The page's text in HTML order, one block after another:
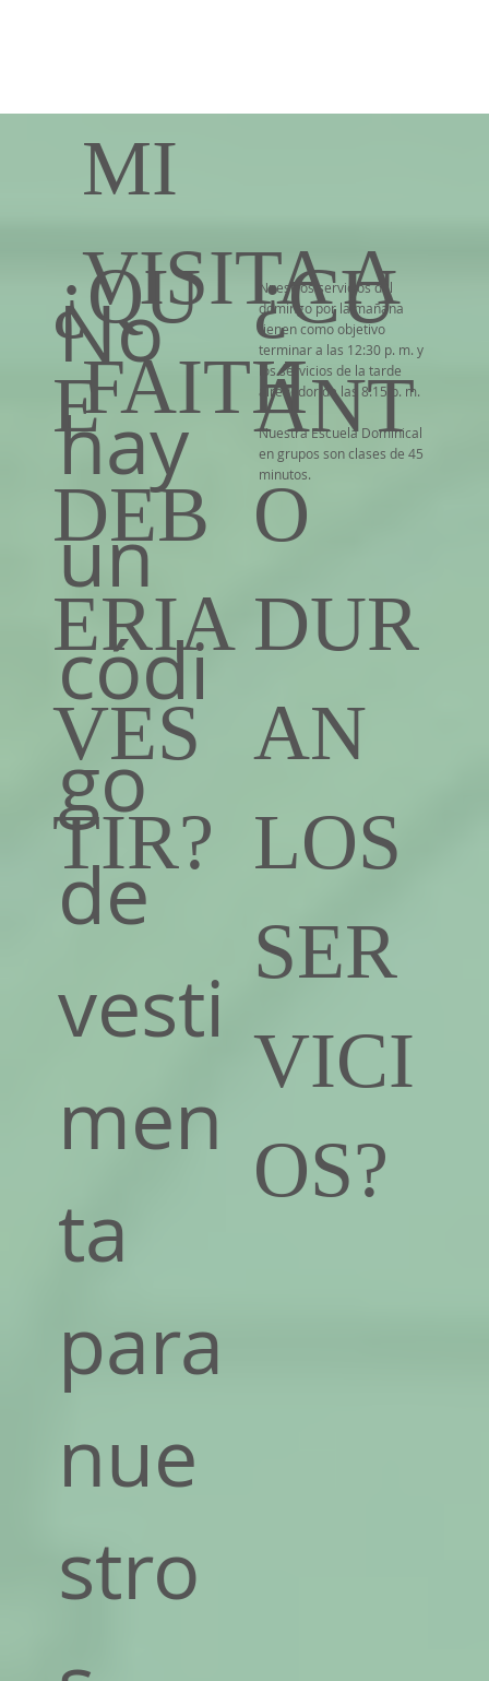
No
hay
un
códi
go
de
vesti
men
ta
para
nue
stro
¿QU
E
DEB
ERIA
VES
TIR?
Nuestros servicios del
domingo por la mañana
tienen como objetivo
terminar a las 12:30 p. m. y
los servicios de la tarde
alrededor de las 8:15 p. m.
Nuestra Escuela Dominical
en grupos son clases de 45
minutos.
¿CU
ÁNT
O
DUR
AN
LOS
SER
VICI
OS?
MI
VISITA A
FAITH